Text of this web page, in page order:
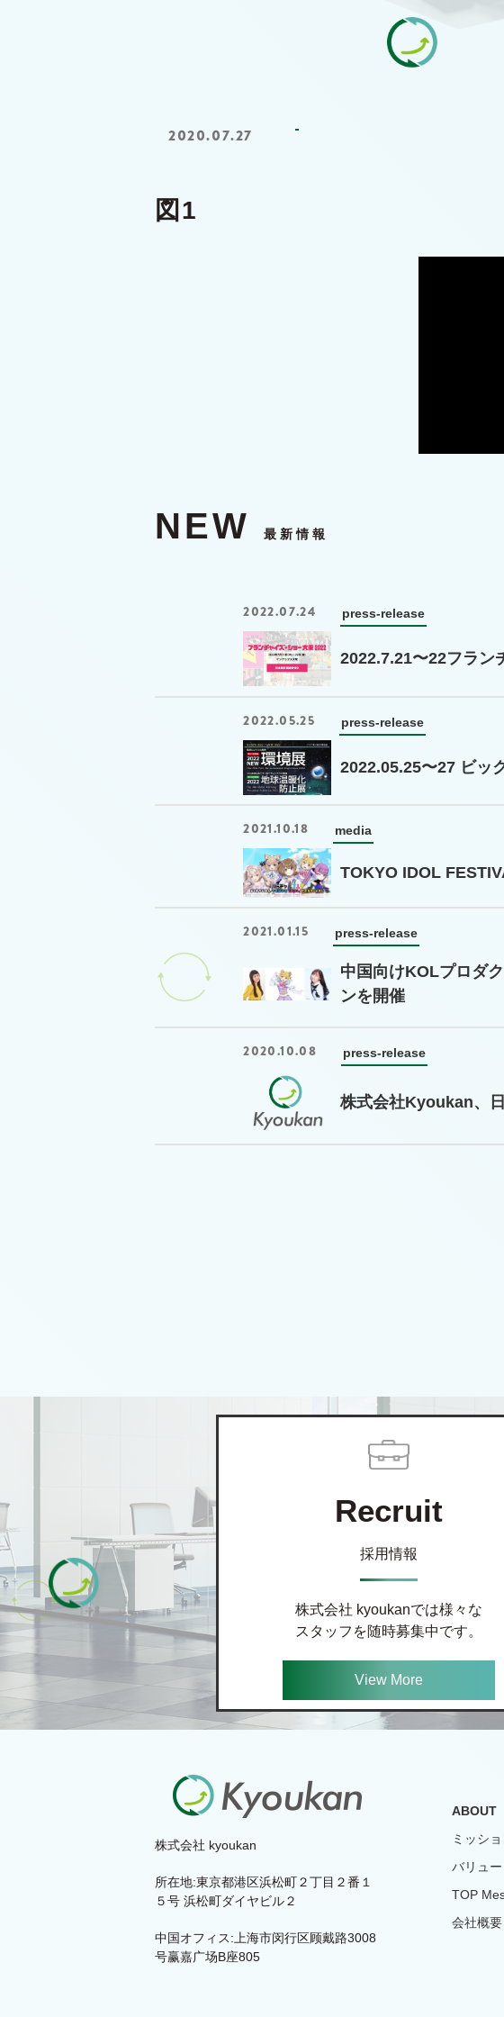
2020.07.27
図1
NEW 最新情報
2022.07.24 press-release
2022.7.21〜22フラン
2022.05.25 press-release
2022.05.25〜27 ビッ
2021.10.18 media
TOKYO IDOL
2021.01.15 press-release
中国向けKOLプロダ
ンを開催
2020.10.08 press-release
株式会社Kyoukan、
Recruit
採用情報
株式会社 kyoukanでは様々な
スタッフを随時募集中です。
View More
株式会社 kyoukan
所在地:東京都港区浜松町２丁目２番１
５号 浜松町ダイヤビル２
中国オフィス:上海市闵行区顾戴路3008
号赢嘉广场B座805
ABOUT
ミッシ
バリュー
TOP
会社概要